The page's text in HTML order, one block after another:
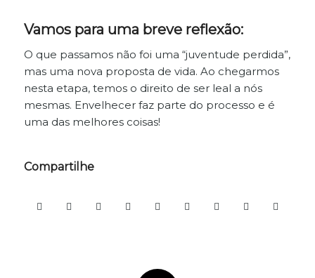
Vamos para uma breve reflexão:
O que passamos não foi uma “juventude perdida”,
mas uma nova proposta de vida. Ao chegarmos
nesta etapa, temos o direito de ser leal a nós
mesmas. Envelhecer faz parte do processo e é
uma das melhores coisas!
Compartilhe